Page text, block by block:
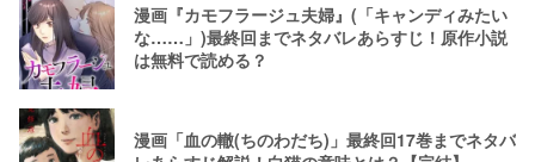
漫画『カモフラージュ夫婦』(「キャンディみたい
な……」)最終回までネタバレあらすじ！原作小説
は無料で読める？
漫画「血の轍(ちのわだち)」最終回17巻までネタバ